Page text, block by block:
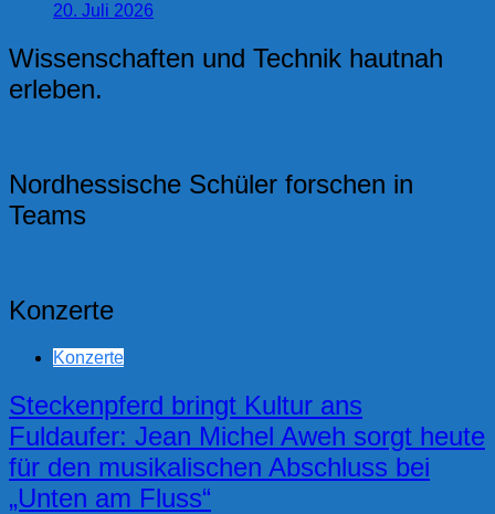
20. Juli 2026
Wissenschaften und Technik hautnah
erleben.
Nordhessische Schüler forschen in
Teams
Konzerte
Konzerte
Steckenpferd bringt Kultur ans
Fuldaufer: Jean Michel Aweh sorgt heute
für den musikalischen Abschluss bei
„Unten am Fluss“